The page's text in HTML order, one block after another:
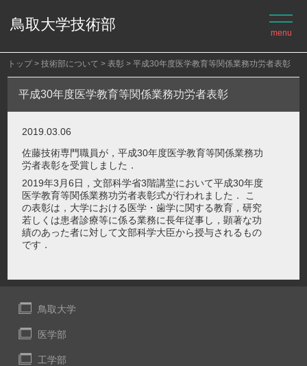
鳥取大学技術部
トップ 技術部について 表彰 平成30年度医学教育等関係業務功労者表彰
平成30年度医学教育等関係業務功労者表彰
2019.03.06
佐藤技術専門職員が，平成30年度医学教育等関係業務功
労者表彰を受賞しました．
2019年3月6日，文部科学省3階講堂において平成30年度
医学教育等関係業務功労者表彰式が行われました． こ
の表彰は，大学における医学・歯学に関する教育，研究
若しくは患者診療等に係る業務に長年従事し，顕著な功
績のあった者に対して文部科学大臣から授与されるもの
です．
鳥取大学
医学部
工学部